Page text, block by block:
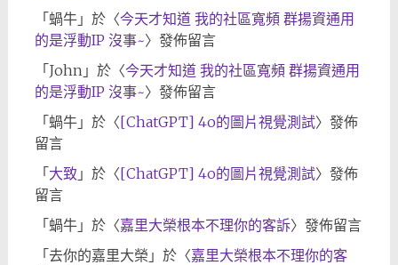
「 蝸牛」於〈今天才知道 我的社區寬頻 群揚資通用
的是浮動IP 沒事~〉發佈留言
「 John」於〈今天才知道 我的社區寬頻 群揚資通用
的是浮動IP 沒事~〉發佈留言
「 蝸牛」於〈[ChatGPT] 4o的圖片視覺測試〉發佈
留言
「 大致 」於〈[ChatGPT] 4o的圖片視覺測試〉發佈
留言
「 蝸牛」於〈嘉里大榮根本不理你的客訴〉發佈留言
「 去你的嘉里大榮 」於〈嘉里大榮根本不理你的客